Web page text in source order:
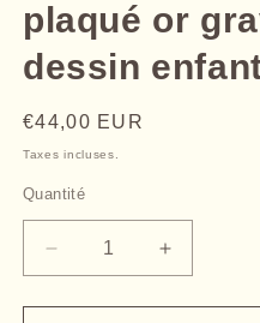
plaqué or
dessin
Prix
habituel
€44,00 EUR
Taxes incluses.
Quantité
Quantité
Réduire
la
quantité
Augmenter
la
quantité